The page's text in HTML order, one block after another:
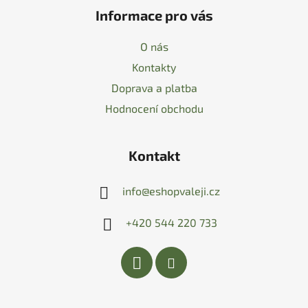
Informace pro vás
O nás
Kontakty
Doprava a platba
Hodnocení obchodu
Kontakt
info@eshopvaleji.cz
+420 544 220 733